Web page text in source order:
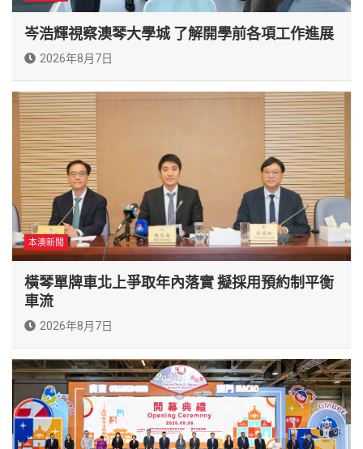
岑浩輝視察澳琴大學城 了解開學前各項工作進展
2026年8月7日
本澳新聞
橫琴單牌車北上爭取年內落實 擬採用預約制平衡
車流
2026年8月7日